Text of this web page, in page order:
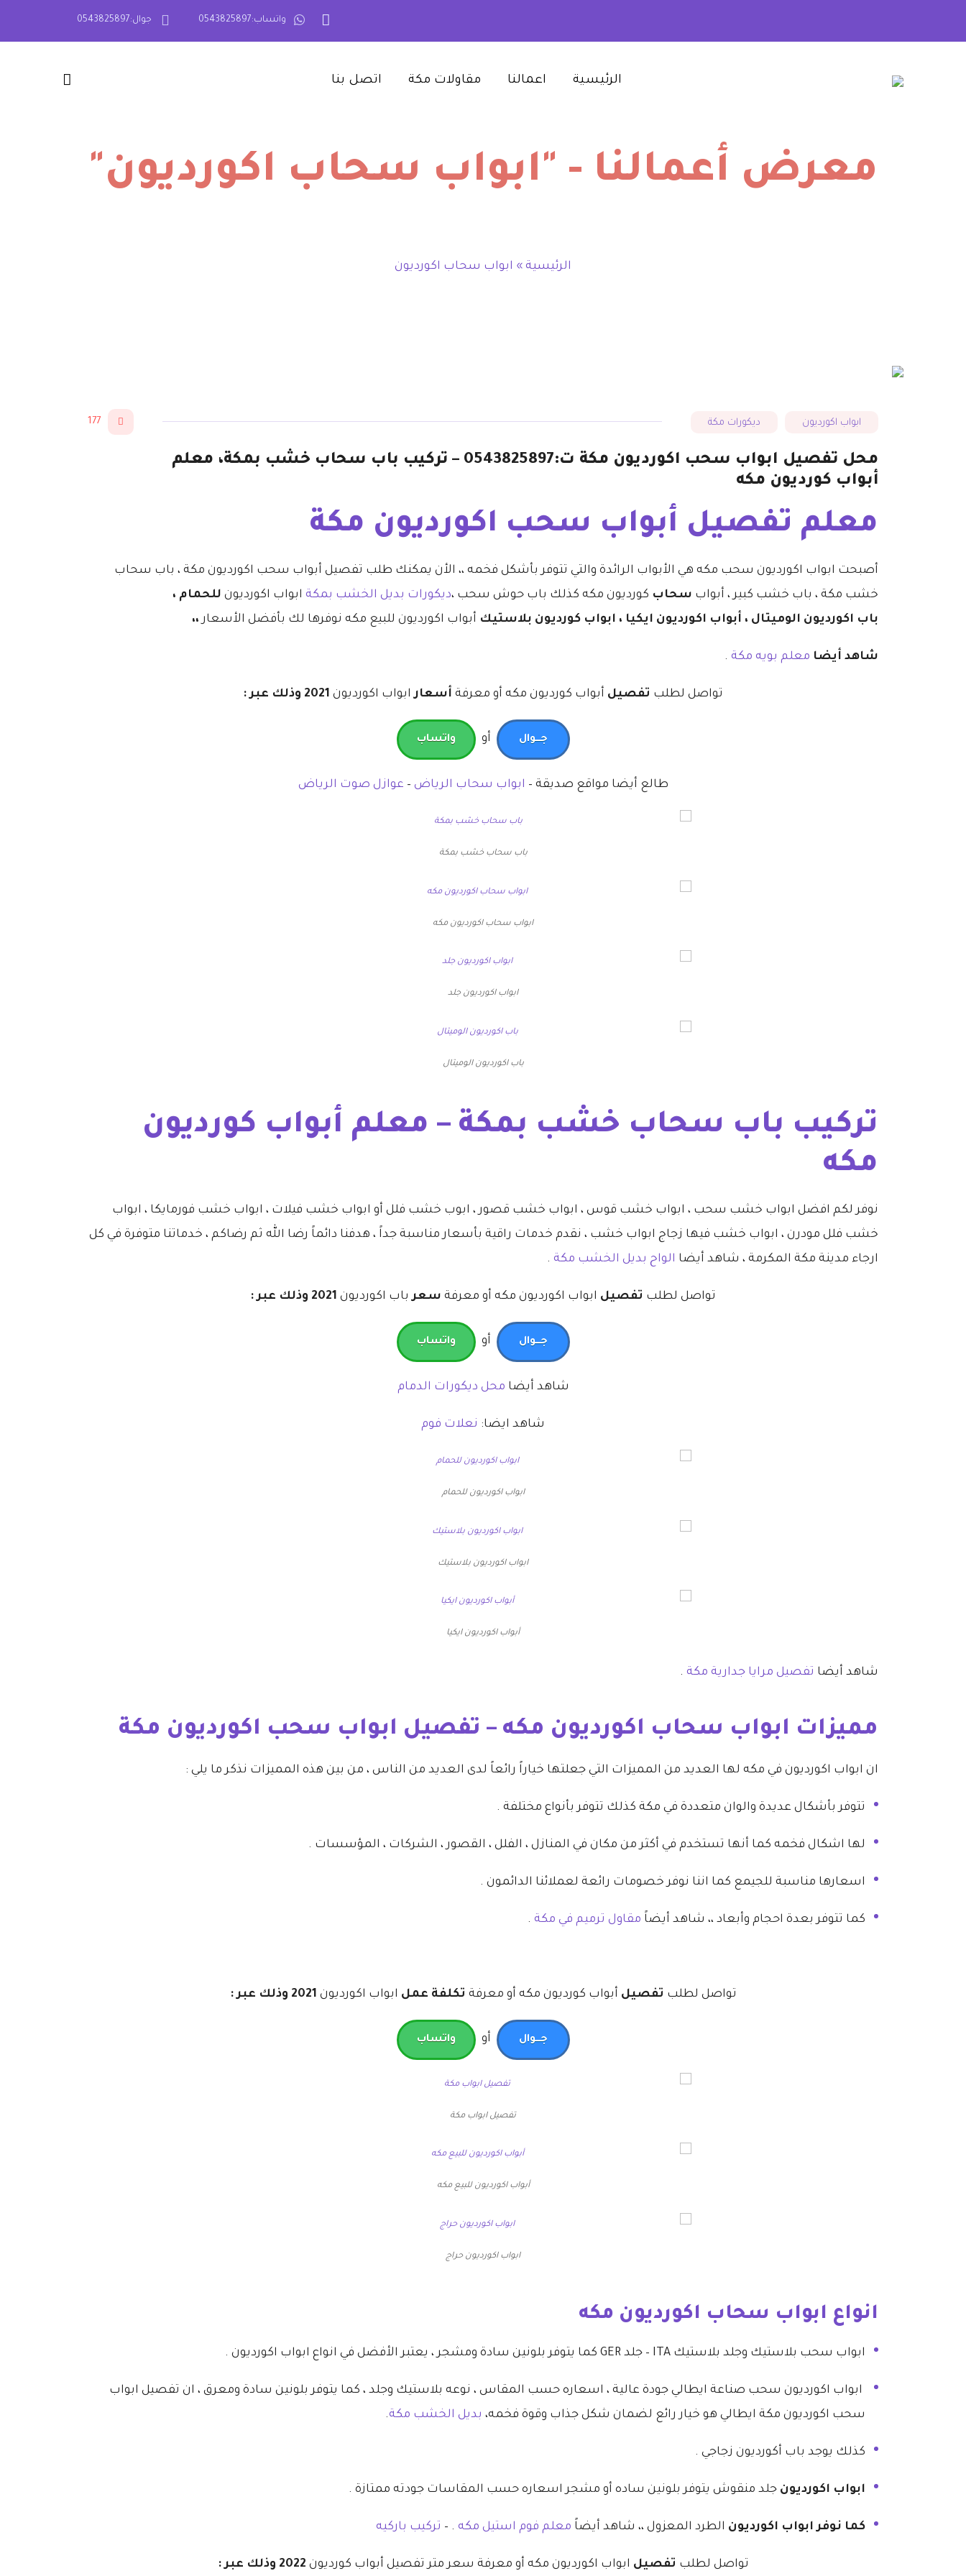
واتساب:0543825897 جوال:0543825897
الرئيسية‎ اعمالنا‎ مقاولات مكة‎ اتصل بنا‎
معرض أعمالنا - "ابواب سحاب اكورديون"
الرئيسية » ابواب سحاب اكورديون
ابواب اكورديون ديكورات مكة 177
محل تفصيل ابواب سحب اكورديون مكة ت:0543825897 – تركيب باب سحاب خشب بمكة، معلم
أبواب كورديون مكه
معلم تفصيل أبواب سحب اكورديون مكة
أصبحت ابواب اكورديون سحب مكه هي الأبواب الرائدة والتي تتوفر بأشكل فخمه ،، الأن يمكنك طلب تفصيل أبواب سحب اكورديون مكة ، باب سحاب
خشب مكة ، باب خشب كبير ، أبواب سحاب كورديون مكه كذلك باب حوش سحب ،ديكورات بديل الخشب بمكة ابواب اكورديون للحمام ،
باب اكورديون الوميتال ، أبواب اكورديون ايكيا ، ابواب كورديون بلاستيك أبواب اكورديون للبيع مكه نوفرها لك بأفضل الأسعار،،
شاهد أيضا معلم بويه مكة .
تواصل لطلب تفصيل أبواب كورديون مكه أو معرفة أسعارابواب اكورديون 2021 وذلك عبر :
جـــوال أو واتساب
طالع أيضا مواقع صديقة – ابواب سحاب الرياض – عوازل صوت الرياض
باب سحاب خشب بمكة
ابواب سحاب اكورديون مكه
ابواب اكورديون جلد
باب اكورديون الوميتال
تركيب باب سحاب خشب بمكة – معلم أبواب كورديون
مكه
نوفر لكم افضل ابواب خشب سحب ، ابواب خشب قوس ، ابواب خشب قصور ، ابوب خشب فلل أو ابواب خشب فيلات ، ابواب خشب فورمايكا ، ابواب
خشب فلل مودرن ، ابواب خشب فيها زجاج ابواب خشب ، نقدم خدمات راقية بأسعار مناسبة جداً ، هدفنا دائماً رضا الله ثم رضاكم ، خدماتنا متوفرة في كل
ارجاء مدينة مكة المكرمة ، شاهد أيضا الواح بديل الخشب مكة .
تواصل لطلب تفصيل ابواب اكورديون مكه أو معرفة سعرباب اكورديون 2021 وذلك عبر :
جـــوال أو واتساب
شاهد أيضا محل ديكورات الدمام
شاهد ايضا: نعلات فوم
ابواب اكورديون للحمام
ابواب اكورديون بلاستيك
أبواب اكورديون ايكيا
شاهد أيضا تفصيل مرايا جدارية مكة .
مميزات ابواب سحاب اكورديون مكه – تفصيل ابواب سحب اكورديون مكة
ان ابواب اكورديون في مكه لها العديد من المميزات التي جعلتها خياراً رائعاً لدى العديد من الناس ، من بين هذه المميزات نذكر ما يلي :
تتوفر بأشكال عديدة والوان متعددة في مكة كذلك تتوفر بأنواع مختلفة .
لها اشكال فخمه كما أنها تستخدم في أكثر من مكان في المنازل ، الفلل ، القصور ، الشركات ، المؤسسات .
اسعارها مناسبة للجيمع كما اننا نوفر خصومات رائعة لعملائنا الدائمون .
كما تتوفر بعدة احجام وأبعاد ،، شاهد أيضاً مقاول ترميم في مكة .
تواصل لطلب تفصيل أبواب كورديون مكه أو معرفة تكلفة عمل ابواب اكورديون 2021 وذلك عبر :
جـــوال أو واتساب
تفصيل ابواب مكة
أبواب اكورديون للبيع مكه
ابواب اكورديون حراج
انواع ابواب سحاب اكورديون مكه
ابواب سحب بلاستيك وجلد بلاستيك ITA – جلد GER كما يتوفر بلونين سادة ومشجر ، يعتبر الأفضل في انواع ابواب اكورديون .
ابواب اكورديون سحب صناعة ايطالي جودة عالية ، اسعاره حسب المقاس ، نوعه بلاستيك وجلد ، كما يتوفر بلونين سادة ومعرق ، ان تفصيل ابواب
سحب اكورديون مكة ايطالي هو خيار رائع لضمان شكل جذاب وقوة فخمه، بديل الخشب مكة.
كذلك يوجد باب أكورديون زجاجي .
ابواب اكورديون جلد منقوش يتوفر بلونين ساده أو مشجر اسعاره حسب المقاسات جودته ممتازة .
كما نوفر ابواب اكورديون الطرد المعزول ،، شاهد أيضاً معلم فوم استيل مكه . – تركيب باركيه
تواصل لطلب تفصيل ابواب اكورديون مكه أو معرفة سعر متر تفصيل أبواب كورديون 2022 وذلك عبر :